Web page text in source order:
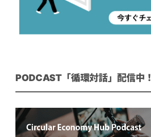
PODCAST「循環対話」配信中！